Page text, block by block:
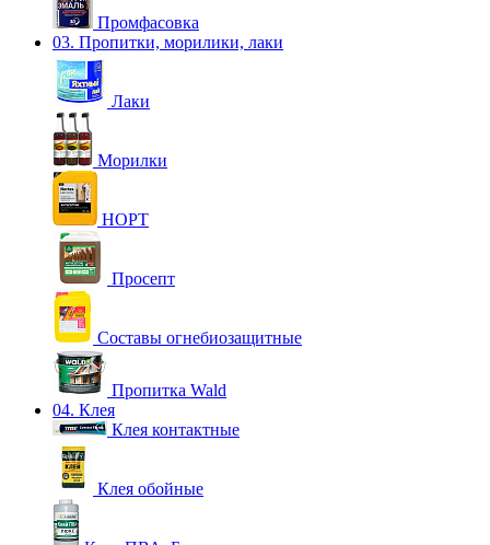
Промфасовка
03. Пропитки, морилики, лаки
Лаки
Морилки
НОРТ
Просепт
Составы огнебиозащитные
Пропитка Wald
04. Клея
Клея контактные
Клея обойные